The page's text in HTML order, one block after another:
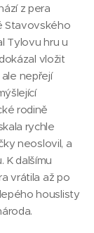
z pera
Stavovského
Tylovu hru u
vložit
nepřejí
rodině
rychle
neoslovil, a
K dalšímu
vrátila až po
houslisty